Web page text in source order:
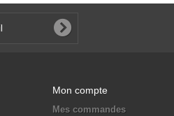
Mon compte
Mes commandes